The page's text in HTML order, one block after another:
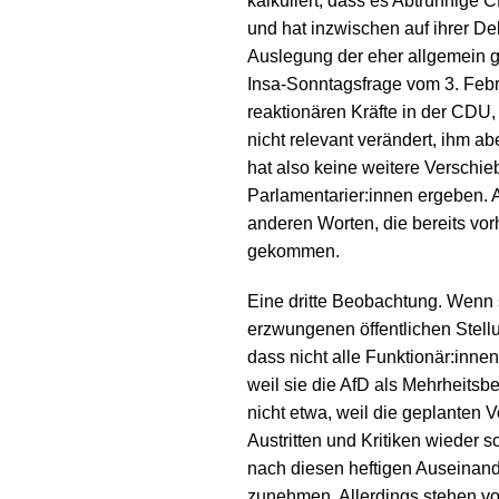
und hat inzwischen auf ihrer
Auslegung der eher allgemein
Insa-Sonntagsfrage vom 3.
reaktionären Kräfte in der
nicht relevant verändert, ihm
hat also keine weitere
Parlamentarier:innen ergeben.
anderen Worten, die bereits
gekommen.
Eine dritte Beobachtung.
erzwungenen öffentlichen
dass nicht alle
weil sie die AfD als
nicht etwa, weil die geplanten
Austritten und Kritiken wieder
nach diesen heftigen